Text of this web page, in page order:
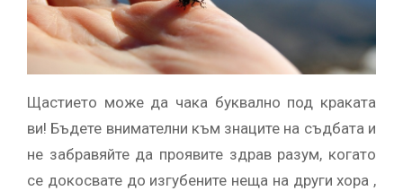
Щастието може да чака буквално под краката
ви! Бъдете внимателни към знаците на съдбата и
не забравяйте да проявите здрав разум, когато
се докосвате до изгубените неща на други хора ,